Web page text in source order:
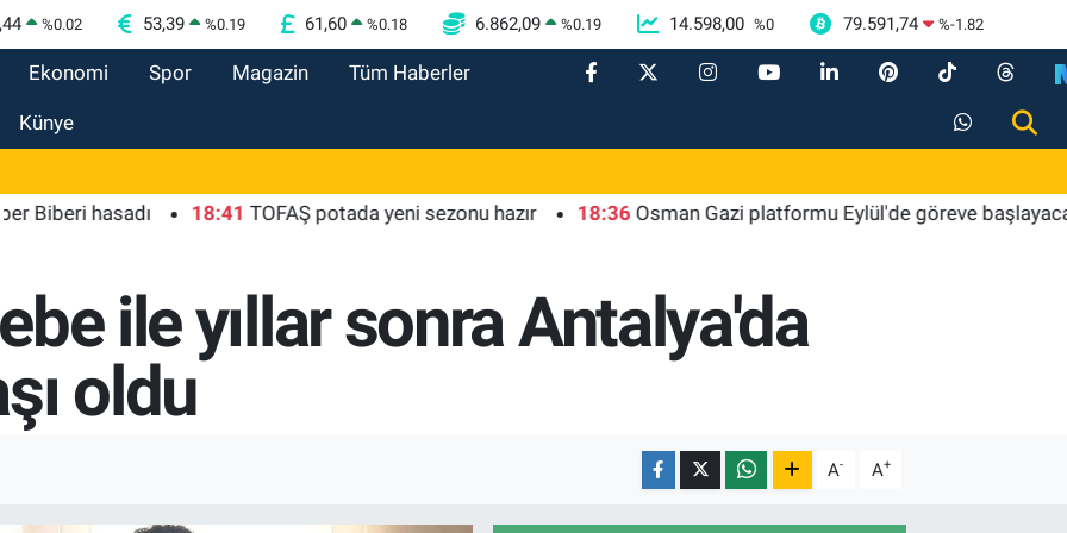
%0.02 53,39 %0.19 61,60 %0.18 6.862,09 %0.19 14.598,00 %0 79.591,74 %-1.82
Ekonomi Spor Magazin Tüm Haberler
Künye
hasadı 18:41 TOFAŞ potada yeni sezonu hazır 18:36 Osman Gazi platformu Eylül'de göreve başlayacak...
ile yıllar sonra Antalya'da
oldu
A- A+